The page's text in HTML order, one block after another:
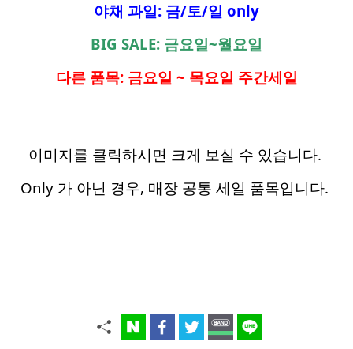
야채 과일: 금/토/일 only
BIG SALE: 금요일~월요일
다른 품목: 금요일 ~ 목요일 주간세일
이미지를 클릭하시면 크게 보실 수 있습니다.
Only 가 아닌 경우, 매장 공통 세일 품목입니다.